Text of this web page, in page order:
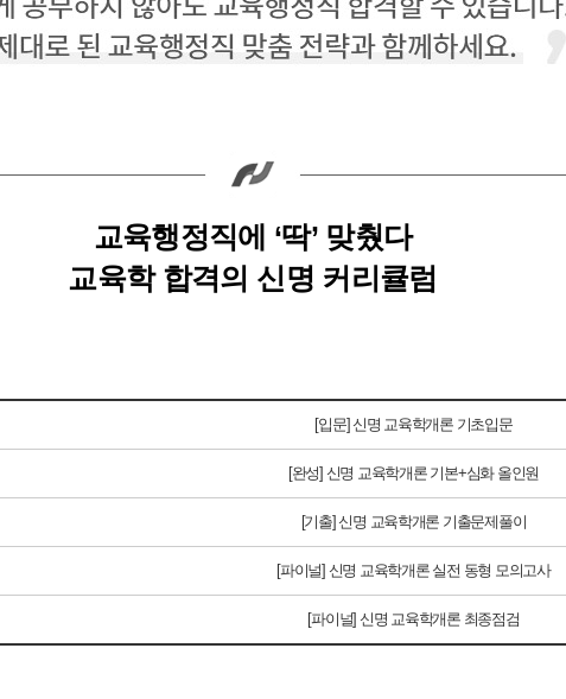
교육행정직에 ‘딱’ 맞췄다
교육학 합격의 신명 커리큘럼
[입문] 신명 교육학개론 기초입문
[완성] 신명 교육학개론 기본+심화 올인원
[기출] 신명 교육학개론 기출문제풀이
[파이널] 신명 교육학개론 실전 동형 모의고사
[파이널] 신명 교육학개론 최종점검